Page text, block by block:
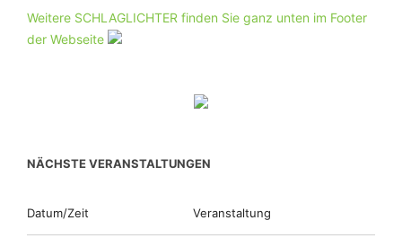
Weitere SCHLAGLICHTER finden Sie ganz unten im Footer
der Webseite
NÄCHSTE VERANSTALTUNGEN
Datum/Zeit Veranstaltung